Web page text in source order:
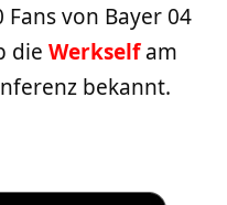
von Bayer 04
die Werkselfam
bekannt.